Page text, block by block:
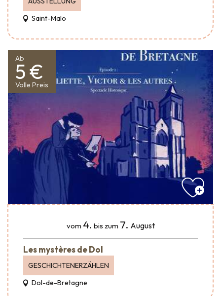
Saint-Malo
Ab
5 €
Volle Preis
vom 4. bis zum 7. August
Les mystères de Dol
GESCHICHTENERZÄHLEN
Dol-de-Bretagne